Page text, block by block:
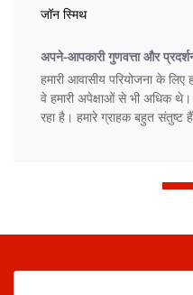
जॉन स्मिथ
अपने-आपकारी गुणवत्ता और
हमारी आवासीय परियोजना के लिए
वे हमारी अपेक्षाओं से भी अधिक
रहा है। हमारे ग्राहक बहुत संतुष्ट